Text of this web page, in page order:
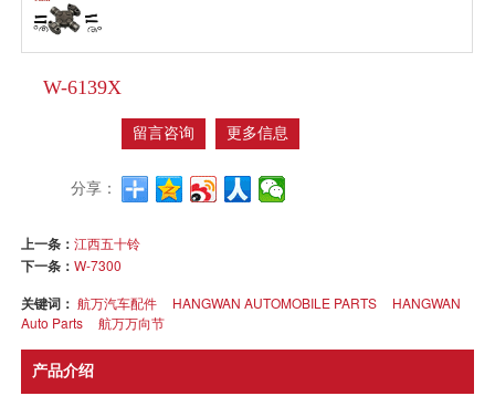
W-6139X
留言咨询 更多信息
分享：
上一条：江西五十铃
下一条：W-7300
关键词：航万汽车配件 HANGWAN AUTOMOBILE PARTS
HANGWAN
Auto Parts
航万万向节
产品介绍